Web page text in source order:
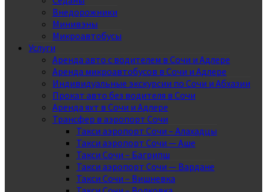
Внедорожники
Минивэны
Микроавтобусы
Услуги
Аренда авто с водителем в Сочи и Адлере
Аренда микроавтобусов в Сочи и Адлере
Индивидуальные экскурсии по Сочи и Абхазии
Прокат авто без водителя в Сочи
Аренда яхт в Сочи и Адлере
Трансфер в аэропорт Сочи
Такси аэропорт Сочи – Алахадцы
Такси аэропорт Сочи — Аше
Такси Сочи – Багрипш
Такси аэропорт Сочи — Вардане
Такси Сочи – Вишневка